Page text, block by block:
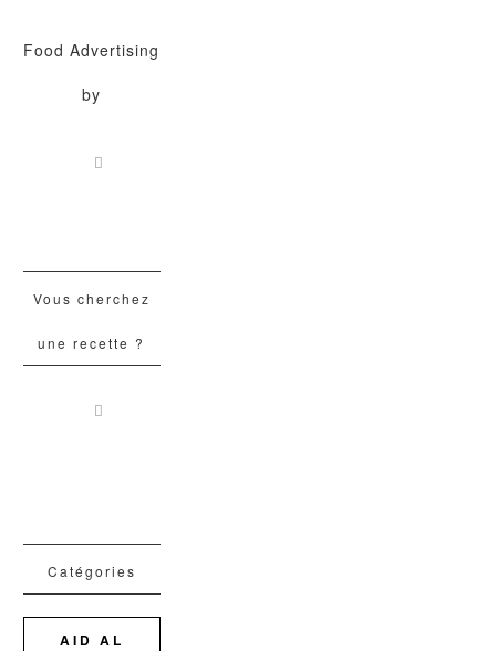
Food Advertising
by
Vous cherchez
une recette ?
Catégories
AID AL